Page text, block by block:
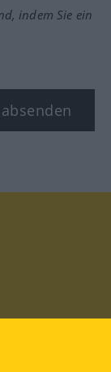
indem Sie ein